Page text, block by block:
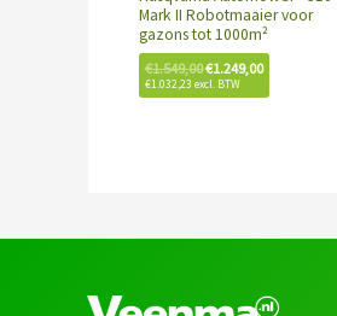
Mark II Robotmaaier voor
gazons tot 1000m²
€1.549,00€1.249,00
€1.032,23 excl. BTW